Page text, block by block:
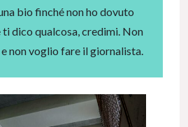
bio finché non ho dovuto
ti dico qualcosa, credimi. Non
non voglio fare il giornalista.